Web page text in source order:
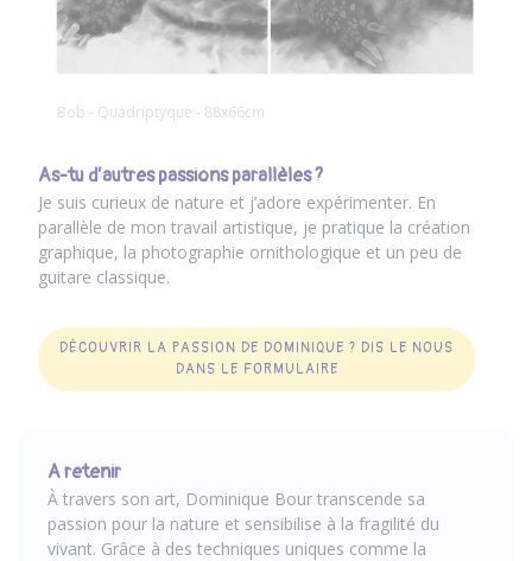
Bob - Quadriptyque - 88x66cm
As-tu d’autres passions parallèles ?
Je suis curieux de nature et j’adore expérimenter. En
parallèle de mon travail artistique, je pratique la création
graphique, la photographie ornithologique et un peu de
guitare classique.
DÉCOUVRIR LA PASSION DE DOMINIQUE ? DIS LE NOUS
DANS LE FORMULAIRE
A retenir
À travers son art, Dominique Bour transcende sa
passion pour la nature et sensibilise à la fragilité du
vivant. Grâce à des techniques uniques comme la